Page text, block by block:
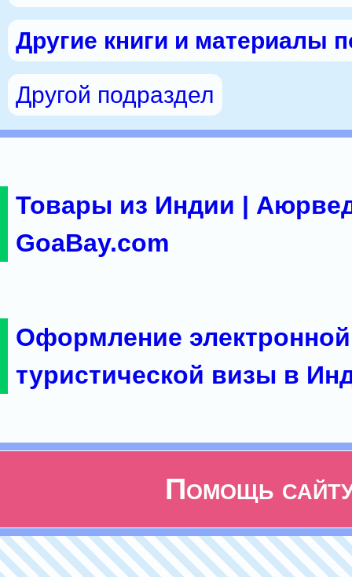
Другие книги и материалы
Другой подраздел
Товары из Индии |
GoaBay.com
Оформление электронной
туристической визы в
Помощь